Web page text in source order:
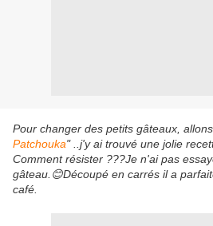
Pour changer des petits gâteaux,
Patchouka" ..j'y ai trouvé une jolie
Comment résister ???Je n'ai pas
gâteau.😊Découpé en carrés il a
café.